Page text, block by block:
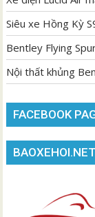
Siêu xe Hồng Kỳ
Bentley Flying
Nội thất khủng
FACEBOOK
BAOXEHOI.NET